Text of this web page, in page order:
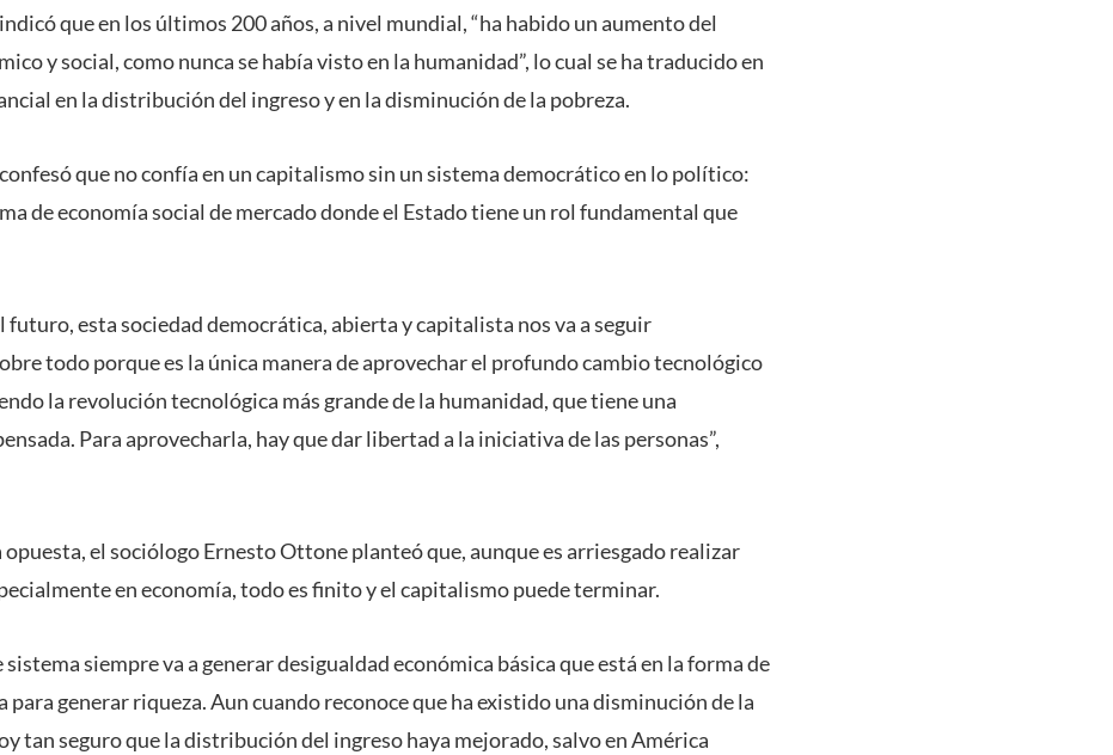
que en los últimos 200 años, a nivel mundial, “ha habido un aumento del
y social, como nunca se había visto en la humanidad”, lo cual se ha traducido en
en la distribución del ingreso y en la disminución de la pobreza.
que no confía en un capitalismo sin un sistema democrático en lo político:
de economía social de mercado donde el Estado tiene un rol fundamental que
futuro, esta sociedad democrática, abierta y capitalista nos va a seguir
todo porque es la única manera de aprovechar el profundo cambio tecnológico
la revolución tecnológica más grande de la humanidad, que tiene una
Para aprovecharla, hay que dar libertad a la iniciativa de las personas”,
el sociólogo Ernesto Ottone planteó que, aunque es arriesgado realizar
en economía, todo es finito y el capitalismo puede terminar.
siempre va a generar desigualdad económica básica que está en la forma de
para generar riqueza. Aun cuando reconoce que ha existido una disminución de la
tan seguro que la distribución del ingreso haya mejorado, salvo en América